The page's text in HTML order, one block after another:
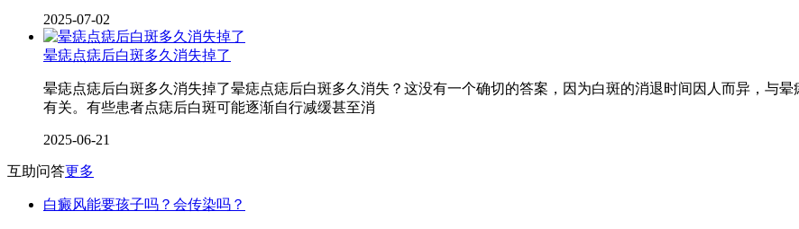
2025-07-02
晕痣点痣后白斑多久消失掉了
晕痣点痣后白斑多久消失掉了晕痣点痣后白斑多久消失？这没有一个确切的答案，因为白斑的消退时间因人而异，与
有关。有些患者点痣后白斑可能逐渐自行减缓甚至消
2025-06-21
互助问答更多
白癜风能要孩子吗？会传染吗？